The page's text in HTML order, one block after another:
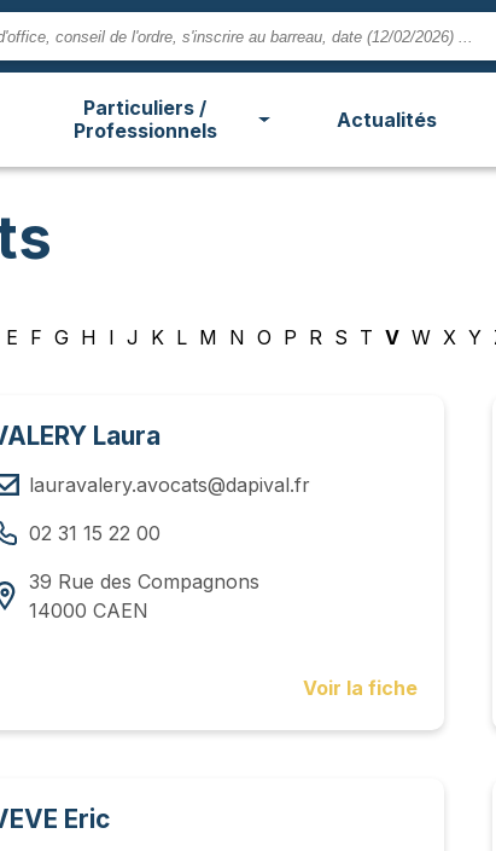
Particuliers /
Professionnels
Actualités
E F G H I J K L M N O P R S T V W X Y
Laura
lauravalery.avocats@dapival.fr
02 31 15 22 00
39 Rue des Compagnons
14000 CAEN
Voir la fiche
Eric